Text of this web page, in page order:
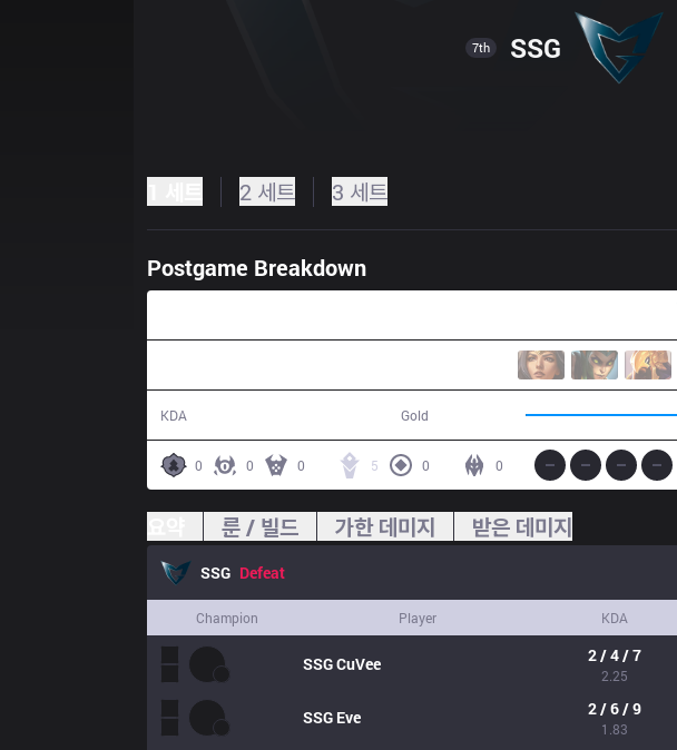
7th SSG
2 세트 3 세트
Postgame Breakdown
KDA Gold
0 0 0 5 0 0
룬 / 빌드 가한 데미지 받은 데미지
SSG Defeat
Champion Player KDA
SSGCuVee 2 / 4 / 7
2.25
SSG Eve 2 / 6 / 9
1.83